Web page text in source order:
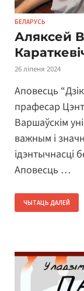
БЕЛАРУСЬ
Аляксей
26 ліпеня 2024
Аповесць
прафесар
Варшаўскім
важным і
ідэнтычнасці
Аповесць …
ЧЫТАЦЬ ДАЛЕЙ